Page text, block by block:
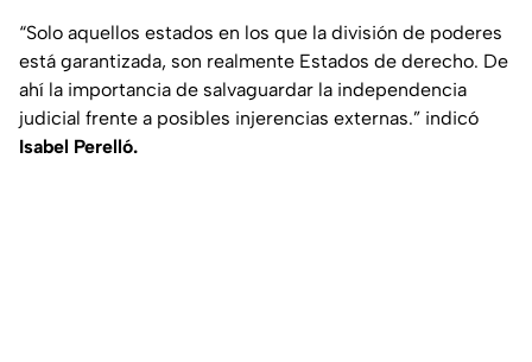
“Solo aquellos estados en los que la división de poderes
está garantizada, son realmente Estados de derecho. De
ahí la importancia de salvaguardar la independencia
judicial frente a posibles injerencias externas.” indicó
Isabel Perelló.